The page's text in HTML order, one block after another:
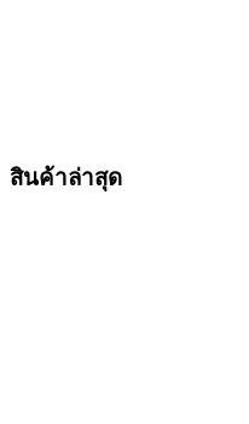
สินค้าล่าสุด